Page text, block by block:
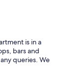
is in a
bars and
queries. We